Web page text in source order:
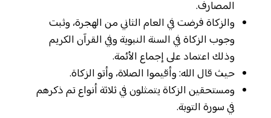
المصارف.
والزكاة فرضت في العام الثاني من الهجرة، وثبت
وجوب الزكاة في السنة النبوية وفي القرآن الكريم
وذلك اعتماد على إجماع الأئمة.
حيث قال الله: وأقيموا الصلاة، وأتو الزكاة.
ومستحقين الزكاة يتمثلون في ثلاثة أنواع تم ذكرهم
في سورة التوبة.